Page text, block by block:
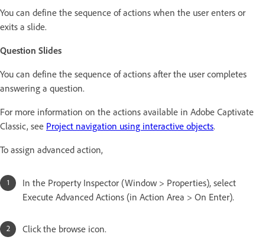
You can define the sequence of actions when the user enters or
exits a slide.
Question Slides
You can define the sequence of actions after the user completes
answering a question.
For more information on the actions available in Adobe Captivate
Classic, see Project navigation using interactive objects.
To assign advanced action,
In the Property Inspector (Window > Properties), select
Execute Advanced Actions (in Action Area > On Enter).
Click the browse icon.